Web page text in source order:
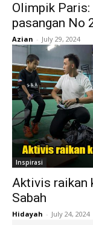
Olimpik Paris:
pasangan No
Azian - July 29, 2024
Inspirasi
Aktivis raikan
Sabah
Hidayah - July 24, 2024